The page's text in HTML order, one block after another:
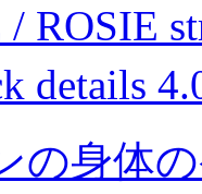
/ ROSIE
details
の身体